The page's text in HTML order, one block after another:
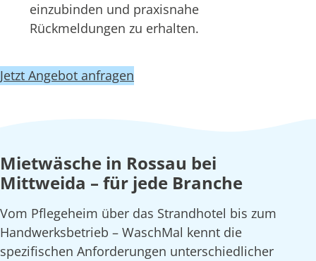
einzubinden und praxisnahe
Rückmeldungen zu erhalten.
Jetzt Angebot anfragen
Mietwäsche in Rossau bei
Mittweida – für jede Branche
Vom Pflegeheim über das Strandhotel bis zum
Handwerksbetrieb – WaschMal kennt die
spezifischen Anforderungen unterschiedlicher